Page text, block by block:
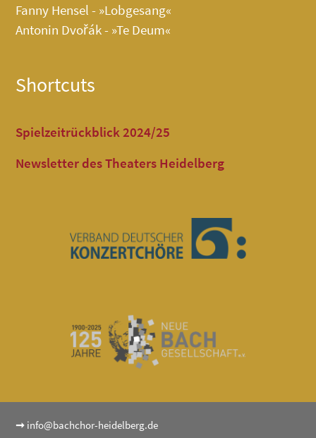
Fanny Hensel - »Lobgesang«
Antonin Dvořák - »Te Deum«
Shortcuts
Spielzeitrückblick 2024/25
Newsletter des Theaters Heidelberg
➞ info@bachchor-heidelberg.de